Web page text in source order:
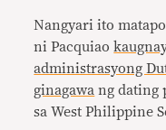
Nangyari ito
ni Pacquiao
administrasyong
ginagawa ng dating
sa West Philippine